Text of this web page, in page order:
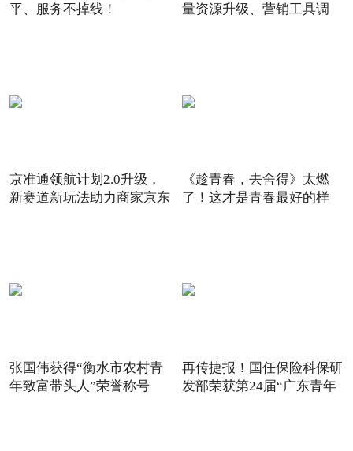
平、服务不掉线！
量资源升级、营销工具调
京准通领航计划2.0升级，
新赛道新玩法助力商家京东
《趁青春，去舍得》太燃
了！这才是青春最好的样
张国伟获得“衡水市农村青
年致富带头人”荣誉称号
再传捷报！国任保险科保研
发部荣获第24届“广东青年